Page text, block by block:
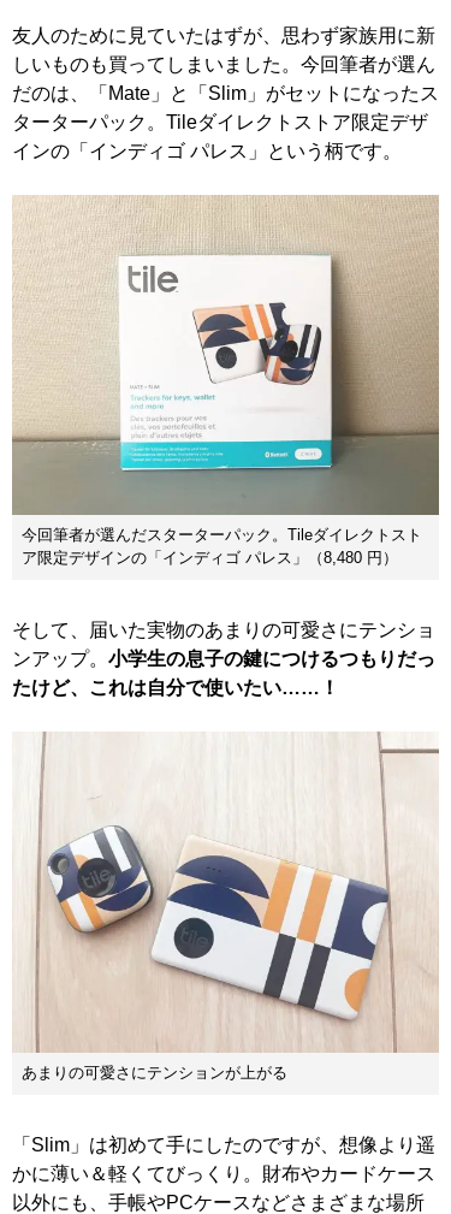
友人のために見ていたはずが、思わず家族用に新
しいものも買ってしまいました。今回筆者が選ん
だのは、「Mate」と「Slim」がセットになったス
ターターパック。Tileダイレクトストア限定デザ
インの「インディゴ パレス」という柄です。
今回筆者が選んだスターターパック。Tileダイレクトスト
ア限定デザインの「インディゴ パレス」（8,480 円）
そして、届いた実物のあまりの可愛さにテンショ
ンアップ。 小学生の息子の鍵につけるつもりだっ
たけど、これは自分で使いたい……！
あまりの可愛さにテンションが上がる
「Slim」は初めて手にしたのですが、想像より遥
かに薄い＆軽くてびっくり。財布やカードケース
以外にも、手帳やPCケースなどさまざまな場所